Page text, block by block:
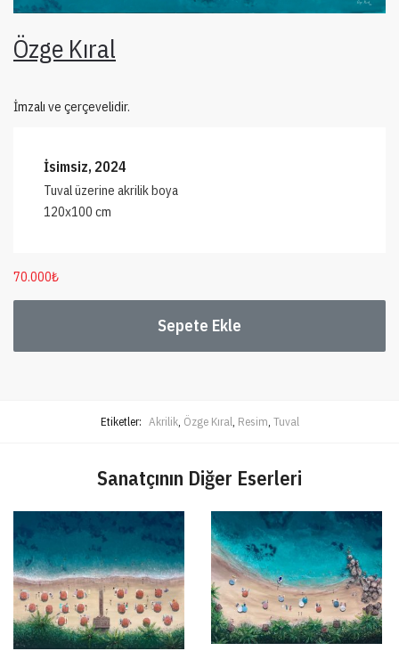
Özge Kıral
İmzalı ve çerçevelidir.
İsimsiz, 2024
Tuval üzerine akrilik boya
120x100 cm
70.000₺
Sepete Ekle
Etiketler: Akrilik, Özge Kıral, Resim, Tuval
Sanatçının Diğer Eserleri